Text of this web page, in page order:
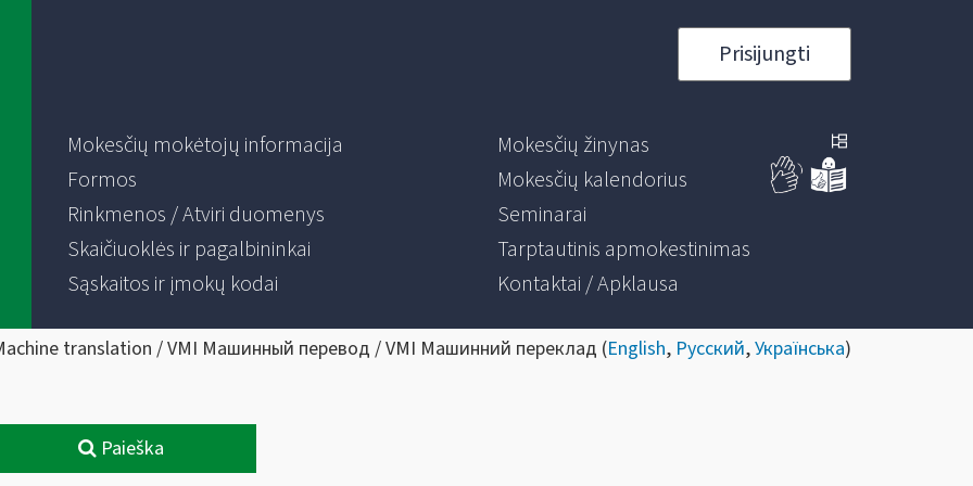
Prisijungti
Mokesčių mokėtojų informacija
Formos
Rinkmenos / Atviri duomenys
Skaičiuoklės ir pagalbininkai
Sąskaitos ir įmokų kodai
Mokesčių žinynas
Mokesčių kalendorius
Seminarai
Tarptautinis apmokestinimas
Kontaktai / Apklausa
translation / VMI Машинный перевод / VMI Машинний переклад (English, Русский,Українська)
Paieška